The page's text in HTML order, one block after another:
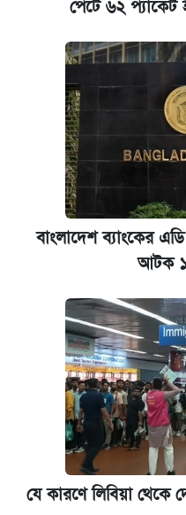
পেটে ৬২ প্যাকেট
বাংলাদেশ ব্যাংকের
আটক
যে কারণে লিবিয়া থেকে